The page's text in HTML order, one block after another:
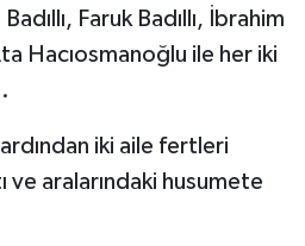
Badıllı, Faruk Badıllı, İbrahim
Hacıosmanoğlu ile her iki
iki aile fertleri
ve aralarındaki husumete